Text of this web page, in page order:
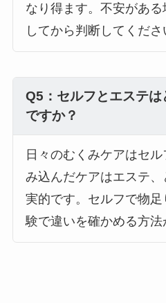
なり得ます。不安があ
してから判断してくださ
Q5：セルフとエステ
ですか？
日々のむくみケアはセ
み込んだケアはエステ
実的です。セルフで物
験で違いを確かめる方法